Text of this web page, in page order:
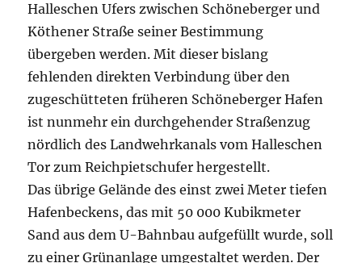
Halleschen Ufers zwischen Schöneberger und
Köthener Straße seiner Bestimmung
übergeben werden. Mit dieser bislang
fehlenden direkten Verbindung über den
zugeschütteten früheren Schöneberger Hafen
ist nunmehr ein durchgehender Straßenzug
nördlich des Landwehrkanals vom Halleschen
Tor zum Reichpietschufer hergestellt.
Das übrige Gelände des einst zwei Meter tiefen
Hafenbeckens, das mit 50 000 Kubikmeter
Sand aus dem U-Bahnbau aufgefüllt wurde, soll
zu einer Grünanlage umgestaltet werden. Der